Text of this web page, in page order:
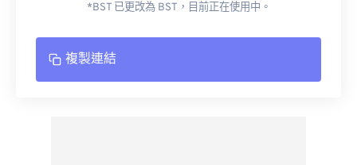
*BST 已更改為 BST，目前正在使用中。
複製連結